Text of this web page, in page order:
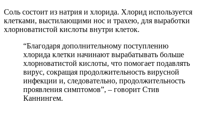
Соль состоит из натрия и хлорида. Хлорид используется
клетками, выстилающими нос и трахею, для выработки
хлорноватистой кислоты внутри клеток.
“Благодаря дополнительному поступлению
хлорида клетки начинают вырабатывать больше
хлорноватистой кислоты, что помогает подавлять
вирус, сокращая продолжительность вирусной
инфекции и, следовательно, продолжительность
проявления симптомов”, – говорит Стив
Каннингем.